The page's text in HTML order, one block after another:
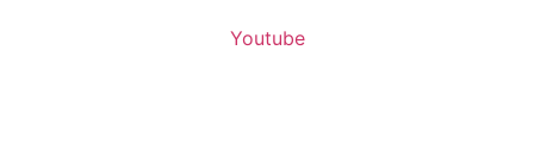
Youtube